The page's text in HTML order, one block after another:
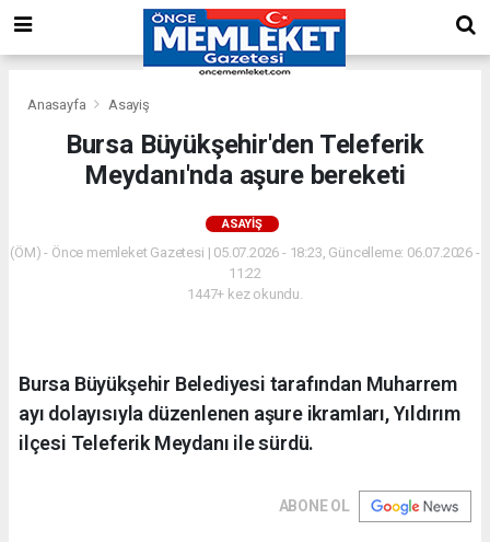
Anasayfa Asayiş
Bursa Büyükşehir'den Teleferik
Meydanı'nda aşure bereketi
ASAYIŞ
(ÖM) - Önce memleket Gazetesi | 05.07.2026 - 18:23, Güncelleme: 06.07.2026 -
11:22
1447+ kez okundu.
Bursa Büyükşehir Belediyesi tarafından Muharrem
ayı dolayısıyla düzenlenen aşure ikramları, Yıldırım
ilçesi Teleferik Meydanı ile sürdü.
ABONE OL